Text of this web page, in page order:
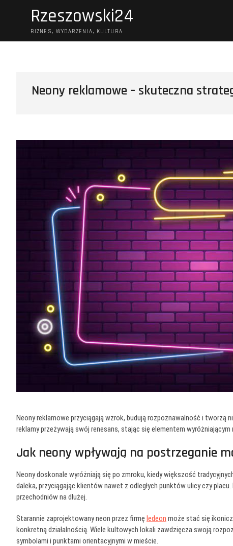
Rzeszowski24
BIZNES, WYDARZENIA, KULTURA
Neony reklamowe – skuteczna
Neony reklamowe przyciągają wzrok, budują rozpoznawalność i tworzą
reklamy przeżywają swój renesans, stając się elementem
Jak neony wpływają na postrzeganie
Neony doskonale wyróżniają się po zmroku, kiedy większość
daleka, przyciągając klientów nawet z odległych punktów ulicy czy
przechodniów na dłużej.
Starannie zaprojektowany neon przez firmę ledeon może stać się
konkretną działalnością. Wiele kultowych lokali zawdzięcza swoją
symbolami i punktami orientacyjnymi w mieście.